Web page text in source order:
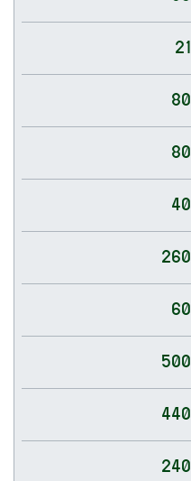
21
80
80
40
260
60
500
440
240